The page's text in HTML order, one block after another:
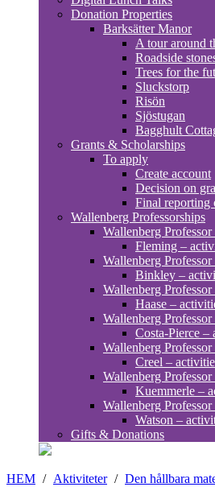
Donation Properties
Barksätter Manor
A tour around
Roadside
Trees for the
Sluckstorp
Risön
Sjöstugan
Bagghult
Grants & Scholarships
To apply
Create account
Decision on
Final reporting
Wallenberg Professorships
Wallenberg
Fleming –
Wallenberg
Binkley –
Wallenberg
Haase –
Wallenberg
Costa-Pierce –
Wallenberg
Creel –
Wallenberg
Kuemmerle –
Wallenberg
Watson –
Gifts & Donations
HEM / Aktiviteter / Den hållbara